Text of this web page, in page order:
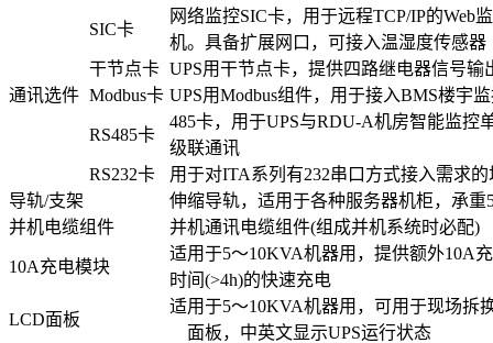
通讯选件
SIC卡
网络监控SIC卡，用于远程TCP/IP的Web
机。具备扩展网口，可接入温湿度传感器
干节点卡 UPS用干节点卡，提供四路继电器信号输
Modbus卡 UPS用Modbus组件，用于接入BMS楼宇
RS485卡
485卡，用于UPS与RDU-A机房智能监控
级联通讯
RS232卡
用于对ITA系列有232串口方式接入需求的
导轨/支架
伸缩导轨，适用于各种服务器机柜，承重
并机电缆组件
并机通讯电缆组件(组成并机系统时必配)
10A充电模块
适用于5～10KVA机器用，提供额外10A
时间(>4h)的快速充电
LCD面板
适用于5～10KVA机器用，可用于现场拆
面板，中英文显示UPS运行状态